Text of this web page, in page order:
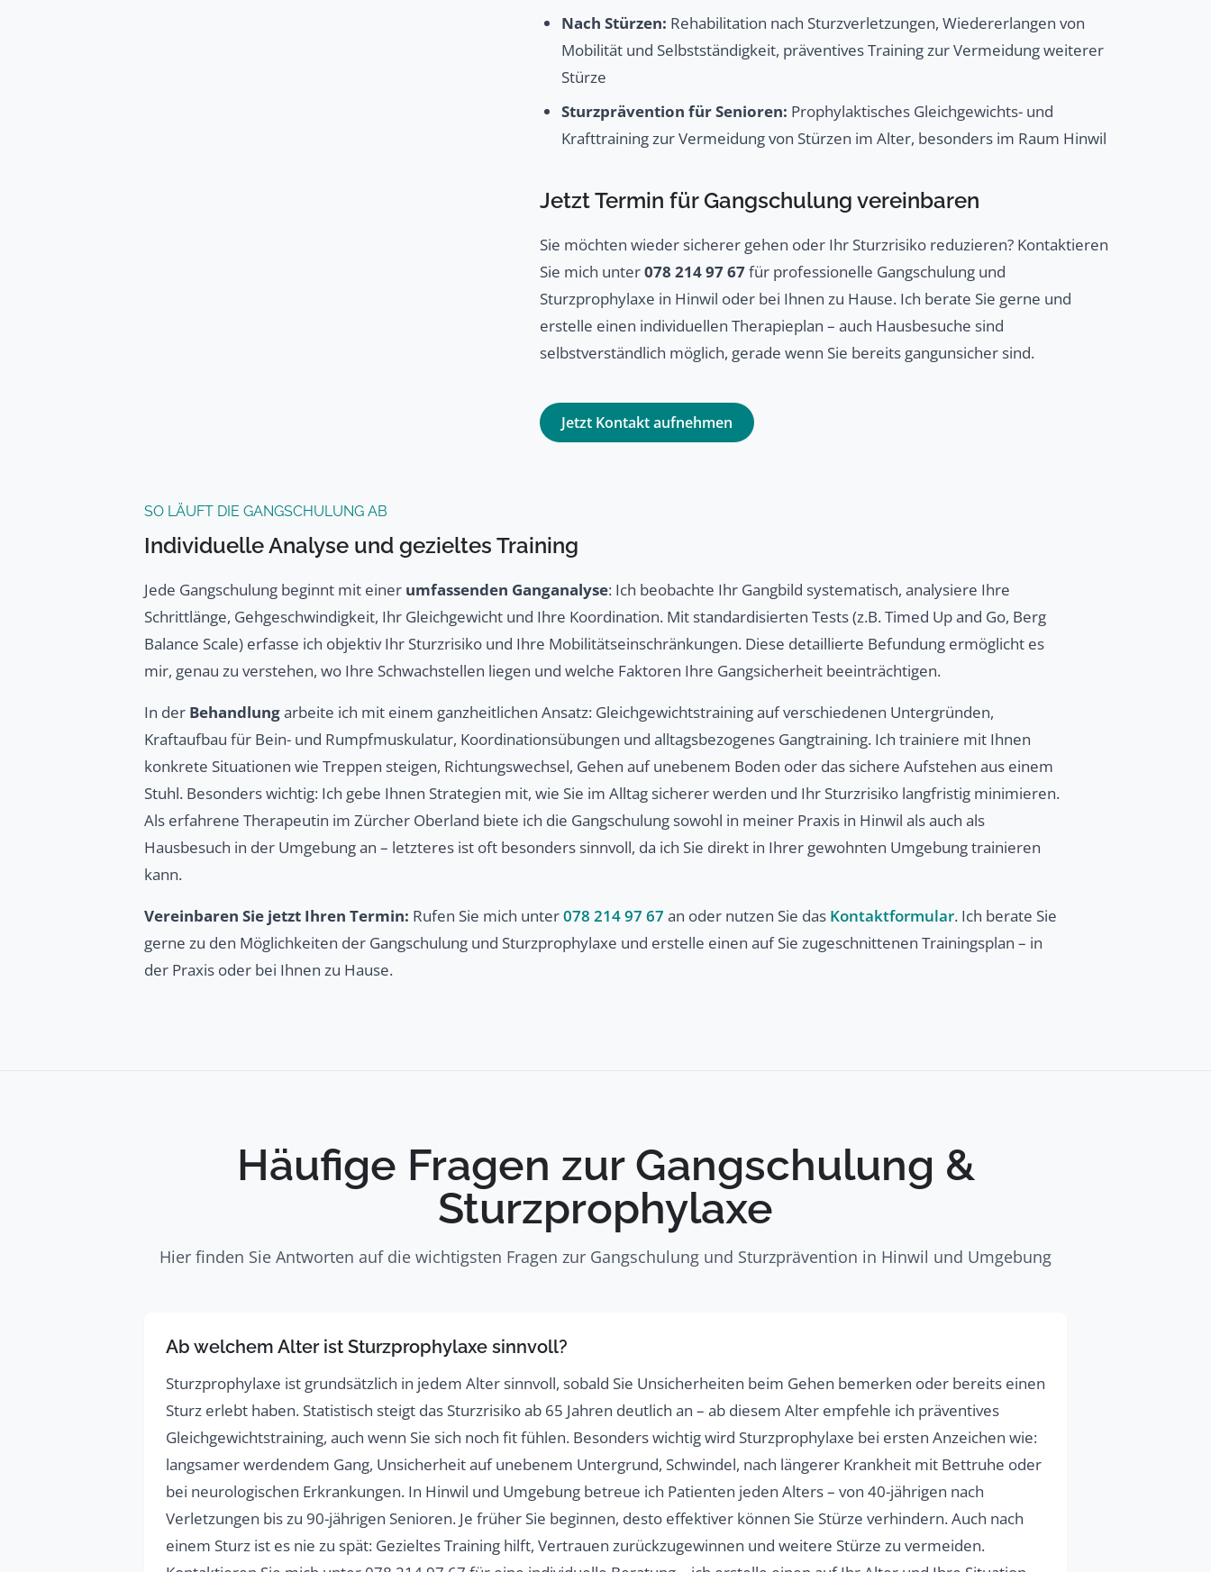
Nach Stürzen: Rehabilitation nach Sturzverletzungen, Wiedererlangen von
Mobilität und Selbstständigkeit, präventives Training zur Vermeidung weiterer
Stürze
Sturzprävention für Senioren: Prophylaktisches Gleichgewichts- und
Krafttraining zur Vermeidung von Stürzen im Alter, besonders im Raum Hinwil
Jetzt Termin für Gangschulung vereinbaren
Sie möchten wieder sicherer gehen oder Ihr Sturzrisiko reduzieren? Kontaktieren
Sie mich unter078 214 97 67für professionelle Gangschulung und
Sturzprophylaxe in Hinwil oder bei Ihnen zu Hause. Ich berate Sie gerne und
erstelle einen individuellen Therapieplan – auch Hausbesuche sind
selbstverständlich möglich, gerade wenn Sie bereits gangunsicher sind.
Jetzt Kontakt aufnehmen
SO LÄUFT DIE GANGSCHULUNG AB
Individuelle Analyse und gezieltes Training
Jede Gangschulung beginnt mit einer umfassenden Ganganalyse: Ich beobachte Ihr Gangbild systematisch, analysiere Ihre
Schrittlänge, Gehgeschwindigkeit, Ihr Gleichgewicht und Ihre Koordination. Mit standardisierten Tests (z.B. Timed Up and Go, Berg
Balance Scale) erfasse ich objektiv Ihr Sturzrisiko und Ihre Mobilitätseinschränkungen. Diese detaillierte Befundung ermöglicht es
mir, genau zu verstehen, wo Ihre Schwachstellen liegen und welche Faktoren Ihre Gangsicherheit beeinträchtigen.
In der Behandlungarbeite ich mit einem ganzheitlichen Ansatz: Gleichgewichtstraining auf verschiedenen Untergründen,
Kraftaufbau für Bein- und Rumpfmuskulatur, Koordinationsübungen und alltagsbezogenes Gangtraining. Ich trainiere mit Ihnen
konkrete Situationen wie Treppen steigen, Richtungswechsel, Gehen auf unebenem Boden oder das sichere Aufstehen aus einem
Stuhl. Besonders wichtig: Ich gebe Ihnen Strategien mit, wie Sie im Alltag sicherer werden und Ihr Sturzrisiko langfristig minimieren.
Als erfahrene Therapeutin im Zürcher Oberland biete ich die Gangschulung sowohl in meiner Praxis in Hinwil als auch als
Hausbesuch in der Umgebung an – letzteres ist oft besonders sinnvoll, da ich Sie direkt in Ihrer gewohnten Umgebung trainieren
kann.
Vereinbaren Sie jetzt Ihren Termin: Rufen Sie mich unter078 214 97 67 an oder nutzen Sie das Kontaktformular. Ich berate Sie
gerne zu den Möglichkeiten der Gangschulung und Sturzprophylaxe und erstelle einen auf Sie zugeschnittenen Trainingsplan – in
der Praxis oder bei Ihnen zu Hause.
Häufige Fragen zur Gangschulung &
Sturzprophylaxe
Hier finden Sie Antworten auf die wichtigsten Fragen zur Gangschulung und Sturzprävention in Hinwil und Umgebung
Ab welchem Alter ist Sturzprophylaxe sinnvoll?
Sturzprophylaxe ist grundsätzlich in jedem Alter sinnvoll, sobald Sie Unsicherheiten beim Gehen bemerken oder bereits einen
Sturz erlebt haben. Statistisch steigt das Sturzrisiko ab 65 Jahren deutlich an – ab diesem Alter empfehle ich präventives
Gleichgewichtstraining, auch wenn Sie sich noch fit fühlen. Besonders wichtig wird Sturzprophylaxe bei ersten Anzeichen wie:
langsamer werdendem Gang, Unsicherheit auf unebenem Untergrund, Schwindel, nach längerer Krankheit mit Bettruhe oder
bei neurologischen Erkrankungen. In Hinwil und Umgebung betreue ich Patienten jeden Alters – von 40-jährigen nach
Verletzungen bis zu 90-jährigen Senioren. Je früher Sie beginnen, desto effektiver können Sie Stürze verhindern. Auch nach
einem Sturz ist es nie zu spät: Gezieltes Training hilft, Vertrauen zurückzugewinnen und weitere Stürze zu vermeiden.